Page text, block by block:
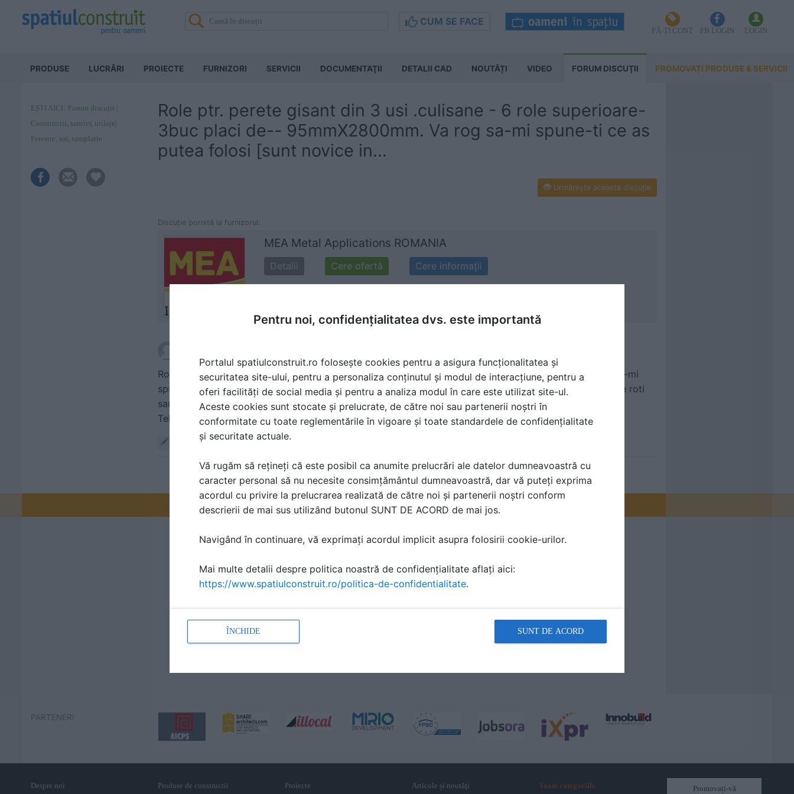
CUM SE FACE
FĂ-ȚI CONT FB LOGIN LOGIN
PRODUSE LUCRĂRI PROIECTE FURNIZORI SERVICII DOCUMENTAŢII DETALII CAD NOUTĂȚI VIDEO FORUM DISCUŢII PROMOVAȚI PRODUSE & SERVICII
EȘTI AICI:
Forum discuții
Constructii, santier, utilaje
Ferestre, usi, tamplarie
Role ptr. perete gisant din 3 usi .culisane - 6 role superioare-
3buc placi de-- 95mmX2800mm. Va rog sa-mi spune-ti ce as
putea folosi [sunt novice in...
Urmăreşte această discuţie
Discuţie pornită la furnizorul:
MEA Metal Applications ROMANIA
Detalii Cere ofertă Cere informaţii
Role ptr. perete gisant din 3 usi .culisane - 6 role superioare-3buc placi de-- 95mmX2800mm. Va rog sa-mi
spune-ti ce as putea folosi [sunt novice in domeniu va rog sa ma ajuta-te] De asemenea am nevoie si de roti
sau role inferioare-6 Buc . Nu stiu pretul as vrea sa ma informa-ti.--email faeugen@yahoo.com-
Tel.0729963488..........Va multumesc............astept raspuns !
Răspunde
Promovați-vă produsele și serviciile pe SpatiulConstruit.ro!
PARTENERI
Despre noi Produse de constructii Proiecte Articole și noutăţi Toate categoriile
Promovați-vă
Pentru noi, confidențialitatea dvs. este importantă
Portalul spatiulconstruit.ro folosește cookies pentru a asigura funcționalitatea și
securitatea site-ului, pentru a personaliza conținutul și modul de interacțiune, pentru a
oferi facilități de social media și pentru a analiza modul în care este utilizat site-ul.
Aceste cookies sunt stocate și prelucrate, de către noi sau partenerii noștri în
conformitate cu toate reglementările în vigoare și toate standardele de confidențialitate
și securitate actuale.
Vă rugăm să rețineți că este posibil ca anumite prelucrări ale datelor dumneavoastră cu
caracter personal să nu necesite consimțământul dumneavoastră, dar vă puteți exprima
acordul cu privire la prelucrarea realizată de către noi și partenerii noștri conform
descrierii de mai sus utilizând butonul SUNT DE ACORD de mai jos.
Navigând în continuare, vă exprimați acordul implicit asupra folosirii cookie-urilor.
Mai multe detalii despre politica noastră de confidențialitate aflați aici:
https://www.spatiulconstruit.ro/politica-de-confidentialitate.
ÎNCHIDE SUNT DE ACORD